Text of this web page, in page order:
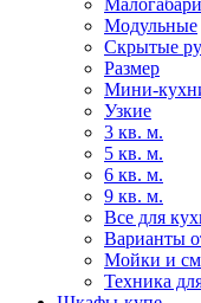
Модульные
Скрытые
Размер
Мини-
Узкие
3 кв. м.
5 кв. м.
6 кв. м.
9 кв. м.
Все для
Варианты
Мойки и
Техника